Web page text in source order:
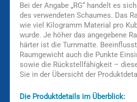
Bei der Angabe „RG“ handelt es
des verwendeten Schaumes. Das
wie viel Kilogramm Material pro
wurde. Je höher das angegebene
härter ist die Turnmatte.
Raumgewicht auch die Punkte
sowie die Rückstellfähigkeit –
Sie in der Übersicht der
Die Produktdetails im Überblick: